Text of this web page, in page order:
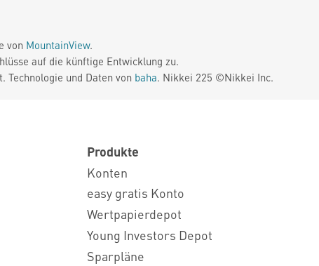
von MountainView.
auf die künftige Entwicklung zu.
und Daten von baha. Nikkei 225 ©Nikkei Inc.
Produkte
Konten
easy gratis Konto
Wertpapierdepot
Young Investors Depot
Sparpläne